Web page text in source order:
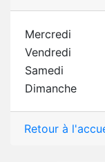
Mercredi
Vendredi
Samedi
Dimanche
Retour à